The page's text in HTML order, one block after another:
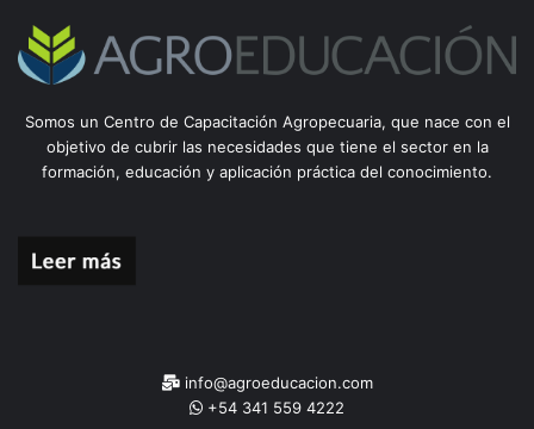
Somos un Centro de Capacitación Agropecuaria, que nace con el
objetivo de cubrir las necesidades que tiene el sector en la
formación, educación y aplicación práctica del conocimiento.
info@agroeducacion.com
+54 341 559 4222